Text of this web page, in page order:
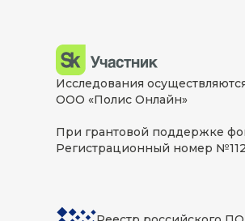
Исследования
ООО «Полис Онлайн»
При грантовой поддержке
Регистрационный номер